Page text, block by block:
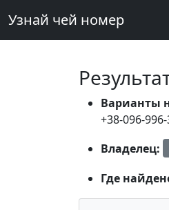
Узнай чей номер
Варианты
+38-096-
Владелец:
Где